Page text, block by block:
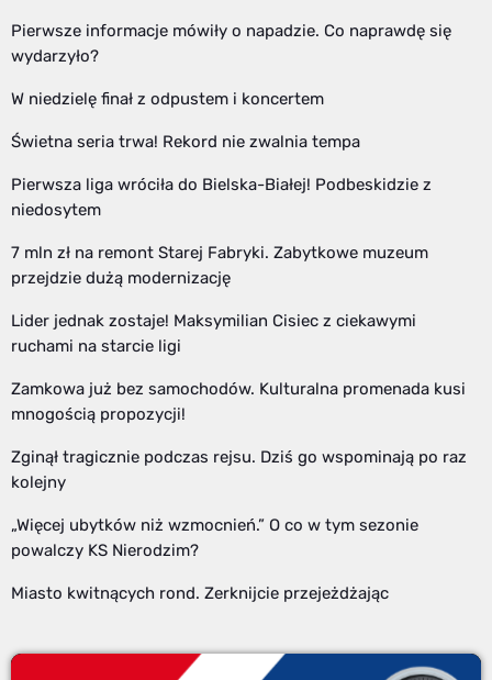
Pierwsze informacje mówiły o napadzie. Co naprawdę się
wydarzyło?
W niedzielę finał z odpustem i koncertem
Świetna seria trwa! Rekord nie zwalnia tempa
Pierwsza liga wróciła do Bielska-Białej! Podbeskidzie z
niedosytem
7 mln zł na remont Starej Fabryki. Zabytkowe muzeum
przejdzie dużą modernizację
Lider jednak zostaje! Maksymilian Cisiec z ciekawymi
ruchami na starcie ligi
Zamkowa już bez samochodów. Kulturalna promenada kusi
mnogością propozycji!
Zginął tragicznie podczas rejsu. Dziś go wspominają po raz
kolejny
„Więcej ubytków niż wzmocnień.” O co w tym sezonie
powalczy KS Nierodzim?
Miasto kwitnących rond. Zerknijcie przejeżdżając